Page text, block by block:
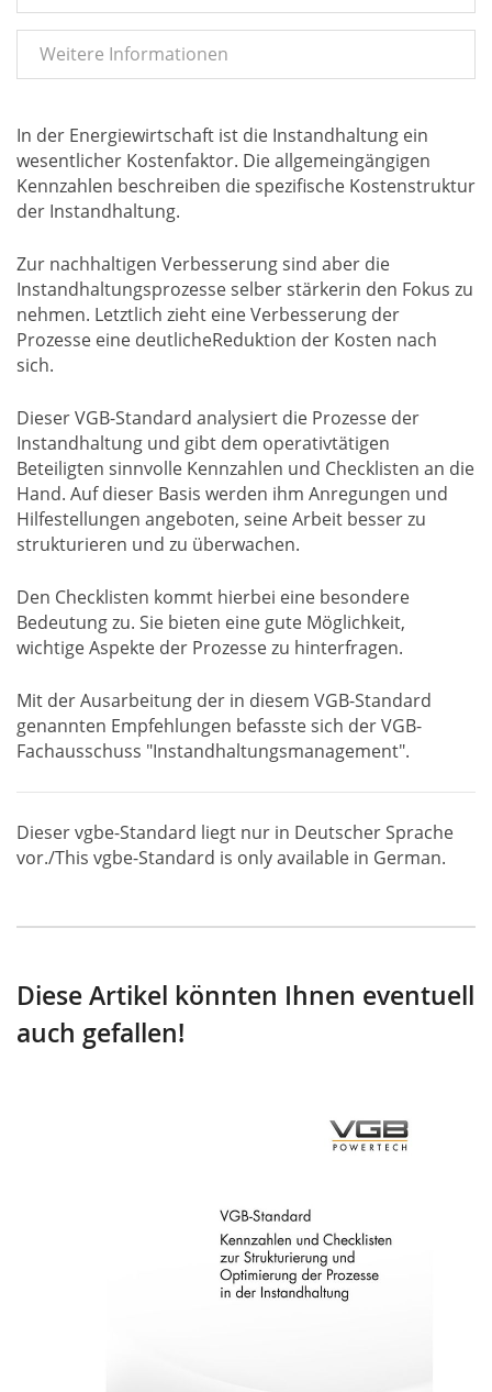
Weitere Informationen
In der Energiewirtschaft ist die Instandhaltung ein
wesentlicher Kostenfaktor. Die allgemeingängigen
Kennzahlen beschreiben die spezifische Kostenstruktur
der Instandhaltung.
Zur nachhaltigen Verbesserung sind aber die
Instandhaltungsprozesse selber stärkerin den Fokus zu
nehmen. Letztlich zieht eine Verbesserung der
Prozesse eine deutlicheReduktion der Kosten nach
sich.
Dieser VGB-Standard analysiert die Prozesse der
Instandhaltung und gibt dem operativtätigen
Beteiligten sinnvolle Kennzahlen und Checklisten an die
Hand. Auf dieser Basis werden ihm Anregungen und
Hilfestellungen angeboten, seine Arbeit besser zu
strukturieren und zu überwachen.
Den Checklisten kommt hierbei eine besondere
Bedeutung zu. Sie bieten eine gute Möglichkeit,
wichtige Aspekte der Prozesse zu hinterfragen.
Mit der Ausarbeitung der in diesem VGB-Standard
genannten Empfehlungen befasste sich der VGB-
Fachausschuss "Instandhaltungsmanagement".
Dieser vgbe-Standard liegt nur in Deutscher Sprache
vor./This vgbe-Standard is only available in German.
Diese Artikel könnten Ihnen eventuell
auch gefallen!